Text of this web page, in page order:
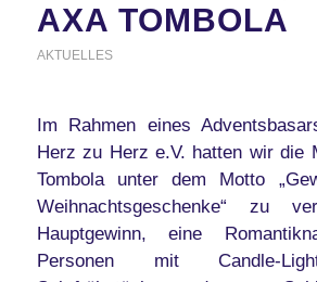
AXA TOMBOLA
AKTUELLES
Im Rahmen eines
Herz zu Herz e.V. hatten wir die
Tombola unter dem Motto
Weihnachtsgeschenke“ zu
Hauptgewinn, eine
Personen mit Candle-